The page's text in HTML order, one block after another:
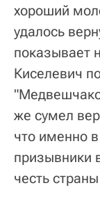
хороший
удалось
показывает
Киселевич
же сумел
что именно
призывники
честь